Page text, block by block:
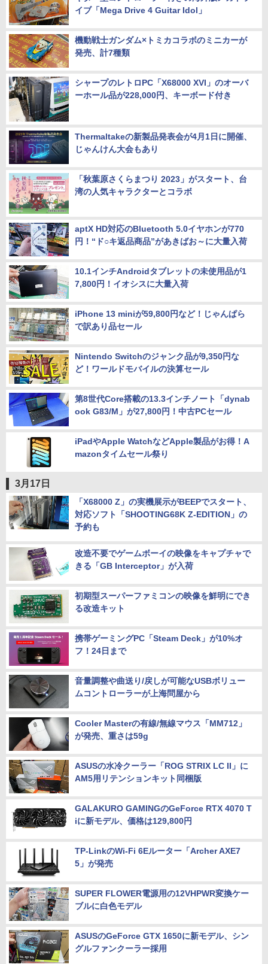
イブ「Mega Drive 4 Guitar Idol」
機動戦士ガンダム×トミカコラボのミニカーが
発売、計7種類
シャープのレトロPC「X68000 XVI」のオーバ
ーホール品が228,000円、キーボード付き
Thermaltakeの新製品発表会が4月1日に開催、
じゃんけん大会もあり
「秋葉原さくらまつり 2023」がスタート、台
湾の人気キャラクターとコラボ
aptX HD対応のBluetooth 5.0イヤホンが770
円！“ド○キ返品商品”があきばお～に大量入荷
10.1インチAndroidタブレットの未使用品が1
7,800円！イオシスに大量入荷
iPhone 13 miniが59,800円など！じゃんぱら
で訳あり品セール
Nintendo Switchのジャンク品が9,350円な
ど！ワールドモバイルの決算セール
第8世代Core搭載の13.3インチノート「dynab
ook G83/M」が27,800円！中古PCセール
iPadやApple WatchなどApple製品がお得！A
mazonタイムセール祭り
3月17日
「X68000 Z」の実機展示がBEEPでスタート、
対応ソフト「SHOOTING68K Z-EDITION」の
予約も
改造不要でゲームボーイの映像をキャプチャで
きる「GB Interceptor」が入荷
初期型スーパーファミコンの映像を鮮明にでき
る改造キット
携帯ゲーミングPC「Steam Deck」が10%オ
フ！24日まで
音量調整や曲送り/戻しが可能なUSBボリュー
ムコントローラーが上海問屋から
Cooler Masterの有線/無線マウス「MM712」
が発売、重さは59g
ASUSの水冷クーラー「ROG STRIX LC II」に
AM5用リテンションキット同梱版
GALAKURO GAMINGのGeForce RTX 4070 T
iに新モデル、価格は129,800円
TP-LinkのWi-Fi 6Eルーター「Archer AXE7
5」が発売
SUPER FLOWER電源用の12VHPWR変換ケー
ブルに白色モデル
ASUSのGeForce GTX 1650に新モデル、シン
グルファンクーラー採用